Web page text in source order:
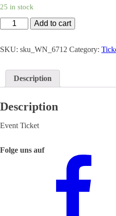
25 in stock
Ticket:
Erste
Kurs
Add to cart
SKU: sku_WN_6712 Category:
Description
Description
Event Ticket
Folge uns auf